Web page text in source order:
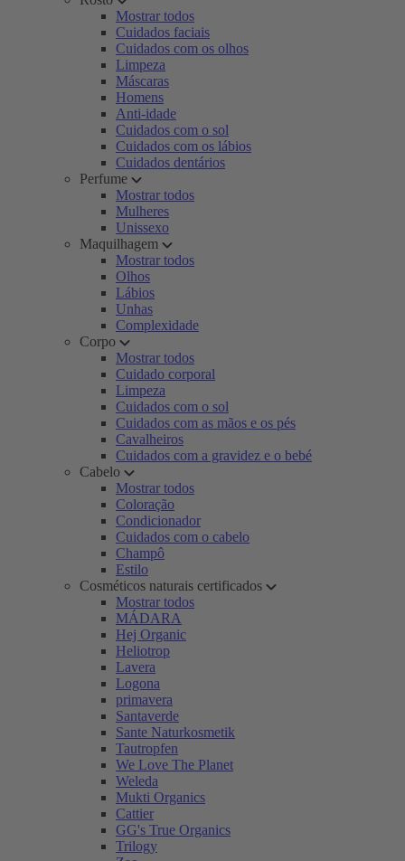
Mostrar todos
Cuidados faciais
Cuidados com os olhos
Limpeza
Máscaras
Homens
Anti-idade
Cuidados com o sol
Cuidados com os lábios
Cuidados dentários
Perfume
Mostrar todos
Mulheres
Unissexo
Maquilhagem
Mostrar todos
Olhos
Lábios
Unhas
Complexidade
Corpo
Mostrar todos
Cuidado corporal
Limpeza
Cuidados com o sol
Cuidados com as mãos e os pés
Cavalheiros
Cuidados com a gravidez e o bebé
Cabelo
Mostrar todos
Coloração
Condicionador
Cuidados com o cabelo
Champô
Estilo
Cosméticos naturais certificados
Mostrar todos
MÁDARA
Hej Organic
Heliotrop
Lavera
Logona
primavera
Santaverde
Sante Naturkosmetik
Tautropfen
We Love The Planet
Weleda
Mukti Organics
Cattier
GG's True Organics
Trilogy